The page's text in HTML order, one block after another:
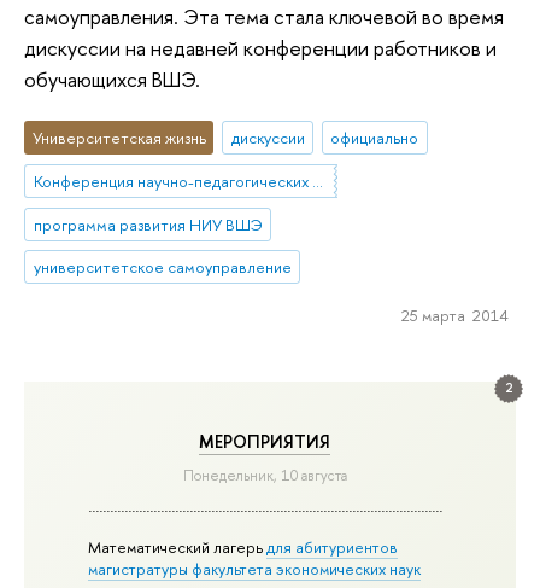
2
МЕРОПРИЯТИЯ
Понедельник, 10 августа
Математический лагерьдля абитуриентов
магистратуры факультета экономических наук
самоуправления. Эта тема стала ключевой во время
дискуссии на недавней конференции работников и
обучающихся ВШЭ.
Университетская жизнь дискуссии
официально
Конференция научно-педагогических работников, представителей других категорий работников и обучающихся НИУ ВШЭ
программа развития НИУ ВШЭ
университетское самоуправление
25 марта 2014